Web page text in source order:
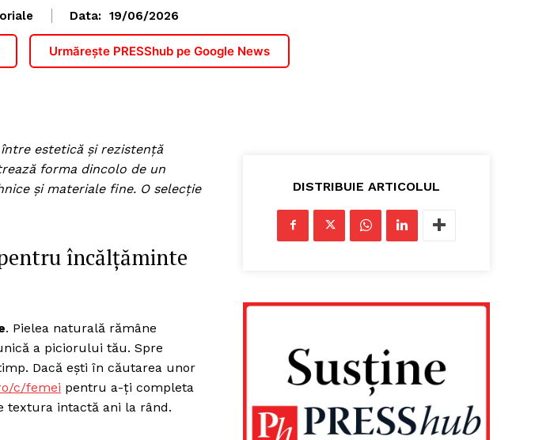
Data: 19/06/2026
Urmărește PRESShub pe Google News
estetică și rezistență
forma dincolo de un
și materiale fine. O selecție
încălțăminte
. Pielea naturală rămâne
a piciorului tău. Spre
Dacă ești în căutarea unor
c/femei pentru a-ți completa
textura intactă ani la rând.
DISTRIBUIE ARTICOLUL